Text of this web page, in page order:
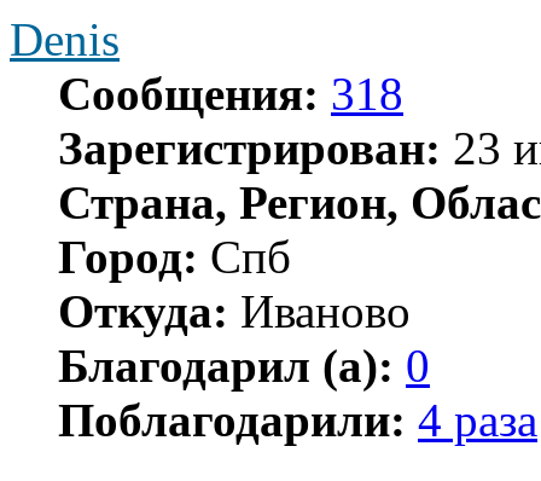
Denis
Сообщения: 318
Зарегистрирован: 23
Страна, Регион,
Город: Спб
Откуда: Иваново
Благодарил (а): 0
Поблагодарили: 4 раза